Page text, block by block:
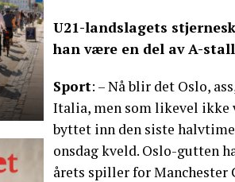
U21-landslagets
han være en del av A-
Sport: – Nå blir det Oslo,
Italia, men som likevel ikke
byttet inn den siste
onsdag kveld. Oslo-gutten
årets spiller for Manchester